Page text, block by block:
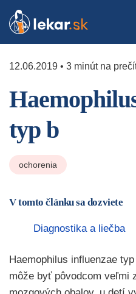
12.06.2019 • 3 minút na
typ b
ochorenia
V tomto článku sa dozviete
Diagnostika a liečba
Haemophilus influenzae
môže byť pôvodcom veľmi